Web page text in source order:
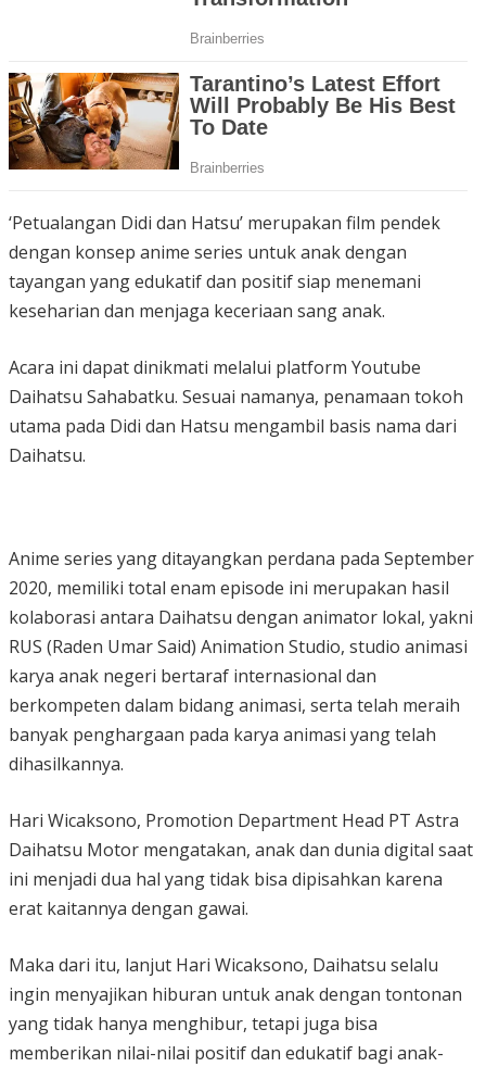
‘Petualangan Didi dan Hatsu’ merupakan film pendek
dengan konsep anime series untuk anak dengan
tayangan yang edukatif dan positif siap menemani
keseharian dan menjaga keceriaan sang anak.
Acara ini dapat dinikmati melalui platform Youtube
Daihatsu Sahabatku. Sesuai namanya, penamaan tokoh
utama pada Didi dan Hatsu mengambil basis nama dari
Daihatsu.
Anime series yang ditayangkan perdana pada September
2020, memiliki total enam episode ini merupakan hasil
kolaborasi antara Daihatsu dengan animator lokal, yakni
RUS (Raden Umar Said) Animation Studio, studio animasi
karya anak negeri bertaraf internasional dan
berkompeten dalam bidang animasi, serta telah meraih
banyak penghargaan pada karya animasi yang telah
dihasilkannya.
Hari Wicaksono, Promotion Department Head PT Astra
Daihatsu Motor mengatakan, anak dan dunia digital saat
ini menjadi dua hal yang tidak bisa dipisahkan karena
erat kaitannya dengan gawai.
Maka dari itu, lanjut Hari Wicaksono, Daihatsu selalu
ingin menyajikan hiburan untuk anak dengan tontonan
yang tidak hanya menghibur, tetapi juga bisa
memberikan nilai-nilai positif dan edukatif bagi anak-